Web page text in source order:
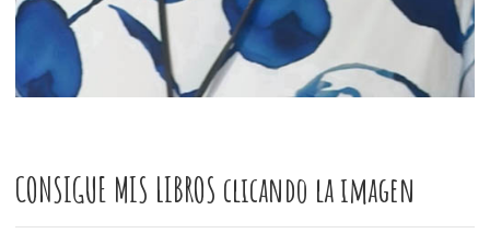
CONSIGUE MIS LIBROS clicando la imagen